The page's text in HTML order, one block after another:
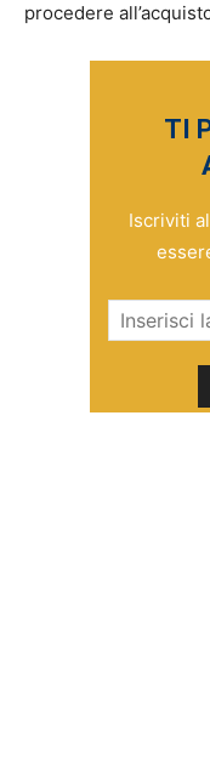
procedere
TI
Iscriviti